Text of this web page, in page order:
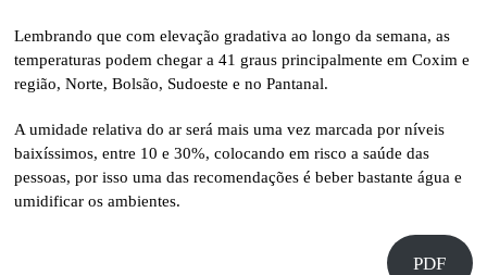
Lembrando que com elevação gradativa ao longo da semana, as
temperaturas podem chegar a 41 graus principalmente em Coxim e
região, Norte, Bolsão, Sudoeste e no Pantanal.
A umidade relativa do ar será mais uma vez marcada por níveis
baixíssimos, entre 10 e 30%, colocando em risco a saúde das
pessoas, por isso uma das recomendações é beber bastante água e
umidificar os ambientes.
PDF